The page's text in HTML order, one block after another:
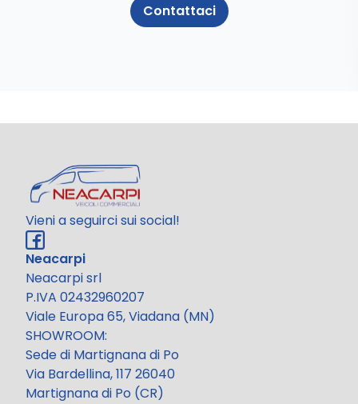
Contattaci
Vieni a seguirci sui social!
Neacarpi
Neacarpi srl
P.IVA 02432960207
Viale Europa 65, Viadana (MN)
SHOWROOM:
Sede di Martignana di Po
Via Bardellina, 117 26040
Martignana di Po (CR)